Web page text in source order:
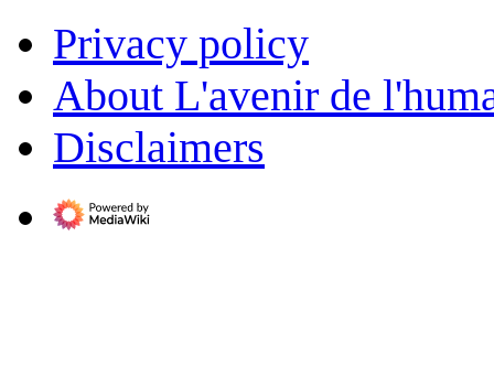
Privacy policy
About L'avenir de
Disclaimers